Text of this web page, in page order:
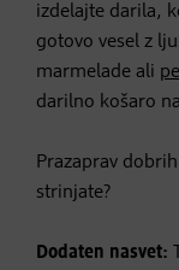
izdelajte darila,
gotovo vesel z
marmelade ali
darilno košaro
Prazaprav
strinjate?
Dodaten nasvet: